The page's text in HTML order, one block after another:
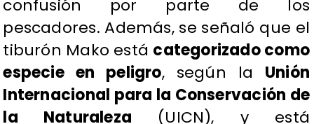
confusión por parte de los
pescadores. Además, se señaló que el
tiburón Mako está categorizado como
especie en peligro, según la Unión
Internacional para la Conservación de
la Naturaleza (UICN), y está